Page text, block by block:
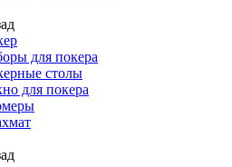
для покера
столы
для покера